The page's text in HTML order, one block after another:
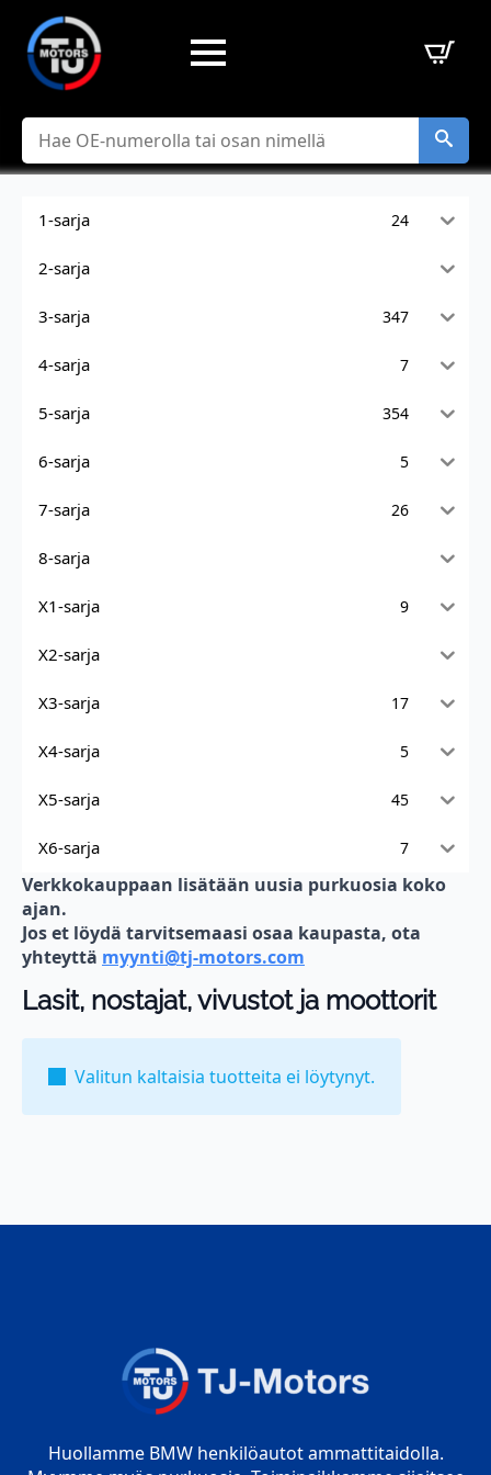
Hae
1-sarja 24
2-sarja
3-sarja 347
4-sarja 7
5-sarja 354
6-sarja 5
7-sarja 26
8-sarja
X1-sarja 9
X2-sarja
X3-sarja 17
X4-sarja 5
X5-sarja 45
X6-sarja 7
Verkkokauppaan lisätään uusia purkuosia koko
ajan.
Jos et löydä tarvitsemaasi osaa kaupasta, ota
yhteyttä myynti@tj-motors.com
Lasit, nostajat, vivustot ja moottorit
Valitun kaltaisia tuotteita ei löytynyt.
Huollamme BMW henkilöautot ammattitaidolla.